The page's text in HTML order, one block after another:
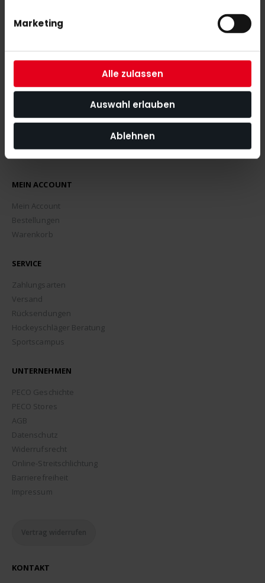
Marketing
Alle zulassen
Auswahl erlauben
Ablehnen
was News, Tipps und Rabattaktionen rund um unseren Shop
ABONNIEREN
MEIN ACCOUNT
Mein Account
Bestellungen
Warenkorb
SERVICE
Zahlungsarten
Versand
Rücksendungen
Hockeyschläger Beratung
Sportscampus
UNTERNEHMEN
PECO Geschichte
PECO Stores
AGB
Datenschutz
Widerrufsrecht
Online-Streitschlichtung
Barrierefreiheit
Impressum
Vertrag widerrufen
KONTAKT